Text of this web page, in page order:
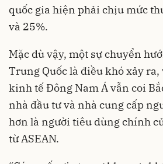
quốc gia hiện phải chịu mức
và 25%.
Mặc dù vậy, một sự chuyển
Trung Quốc là điều khó xảy
kinh tế Đông Nam Á vẫn coi
nhà đầu tư và nhà cung cấp
hơn là người tiêu dùng chính
từ ASEAN.